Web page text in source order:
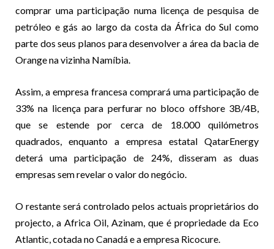
comprar uma participação numa licença de pesquisa de
petróleo e gás ao largo da costa da África do Sul como
parte dos seus planos para desenvolver a área da bacia de
Orange na vizinha Namíbia.
Assim, a empresa francesa comprará uma participação de
33% na licença para perfurar no bloco offshore 3B/4B,
que se estende por cerca de 18.000 quilómetros
quadrados, enquanto a empresa estatal QatarEnergy
deterá uma participação de 24%, disseram as duas
empresas sem revelar o valor do negócio.
O restante será controlado pelos actuais proprietários do
projecto, a Africa Oil, Azinam, que é propriedade da Eco
Atlantic, cotada no Canadá e a empresa Ricocure.